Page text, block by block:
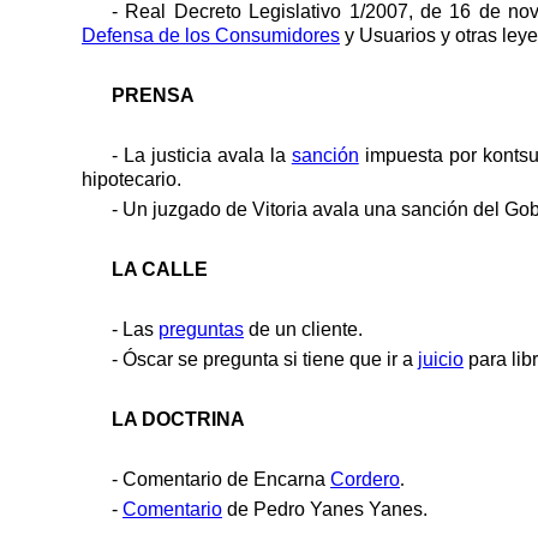
- Real Decreto Legislativo 1/2007, de 16 de
Defensa de los Consumidores y Usuarios y otras
PRENSA
- La justicia avala la sanción impuesta por
hipotecario.
- Un juzgado de Vitoria avala una sanción del
LA CALLE
- Las preguntas de un cliente.
- Óscar se pregunta si tiene que ir a juicio para
LA DOCTRINA
- Comentario de Encarna Cordero.
- Comentario de Pedro Yanes Yanes.